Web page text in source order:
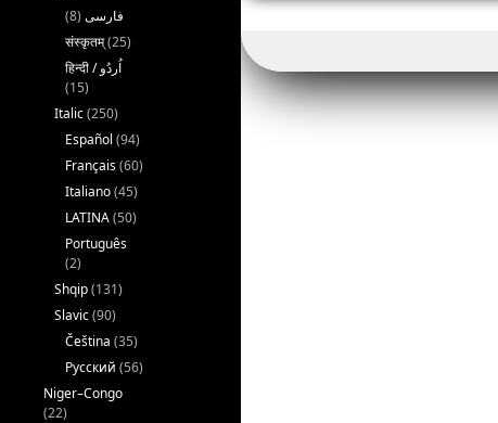
فارسی (8)
संस्कृतम्(25)
(15)
Italic(250)
Español (94)
Français(60)
Italiano(45)
LATINA(50)
Português
(2)
Shqip(131)
Slavic(90)
Čeština (35)
Русский (56)
Niger–Congo
(22)